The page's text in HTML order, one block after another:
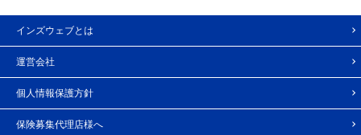
インズウェブとは
運営会社
個人情報保護方針
保険募集代理店様へ